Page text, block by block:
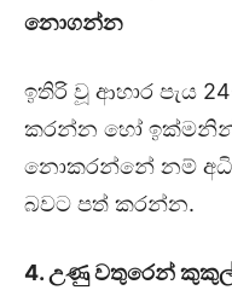
නොගන්න
ඉතිරි වූ ආහාර පැය
කරන්න හෝ ඉක්මනින්
නොකරන්නේ නම්
බවට පත් කරන්න.
4. උණු වතුරෙන්